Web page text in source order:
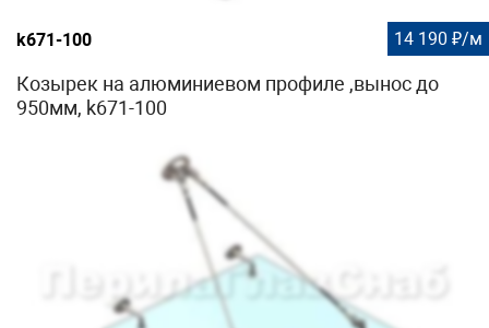
k671-100 14 190 ₽/м
Козырек на алюминиевом профиле ,вынос до
950мм, k671-100